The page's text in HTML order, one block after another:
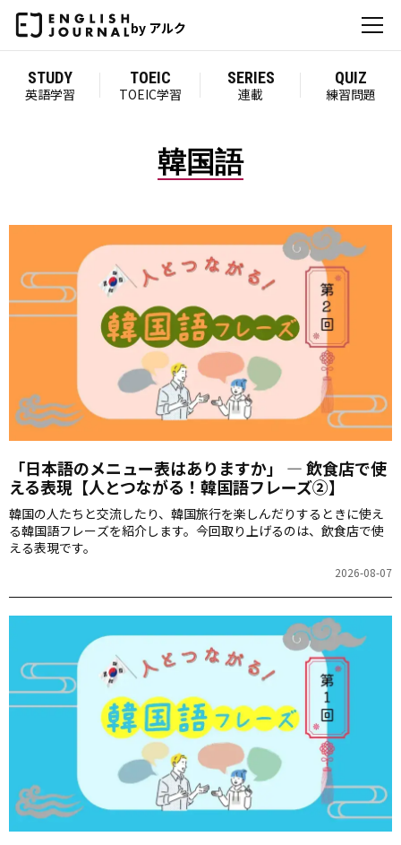
by アルク
STUDY
英語学習
TOEIC
TOEIC学習
SERIES
連載
QUIZ
練習問題
韓国語
「日本語のメニュー表はありますか」 ― 飲食店で使
える表現【人とつながる！韓国語フレーズ②】
韓国の人たちと交流したり、韓国旅行を楽しんだりするときに使え
る韓国語フレーズを紹介します。今回取り上げるのは、飲食店で使
える表現です。
2026-08-07